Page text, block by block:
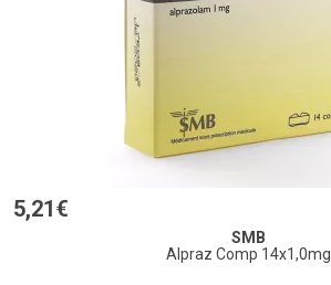
5,21 €
SMB
Alpraz Comp 14x1,0mg